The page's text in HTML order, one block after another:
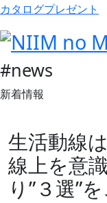
カタログプレゼント
#news
新着情報
生活動線
線上を意
り”３選”